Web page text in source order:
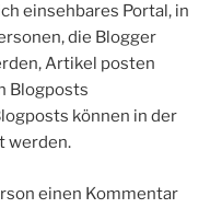
einsehbares Portal, in
die Blogger
Artikel posten
Blogposts
können in der
werden.
einen Kommentar